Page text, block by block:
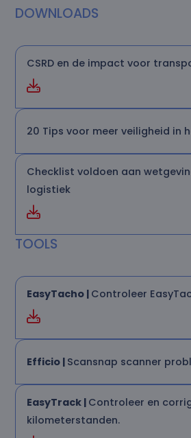
DOWNLOADS
CSRD en de impact voor
20 Tips voor meer veiligheid in
Checklist voldoen aan
logistiek
TOOLS
EasyTacho | Controleer
Efficio | Scansnap scanner
EasyTrack | Controleer en
kilometerstanden.